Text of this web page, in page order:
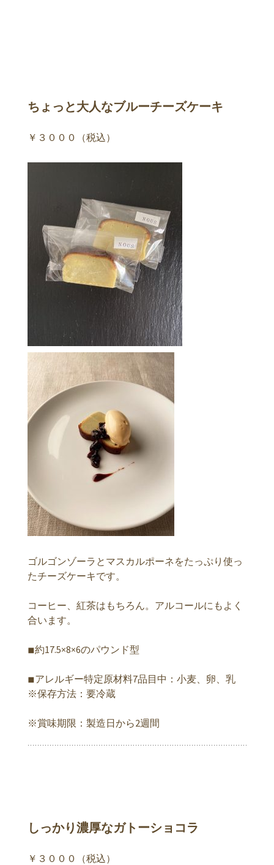
ちょっと大人なブルーチーズケーキ
￥３０００（税込）
ゴルゴンゾーラとマスカルポーネをたっぷり使っ
たチーズケーキです。
コーヒー、紅茶はもちろん。アルコールにもよく
合います。
◾︎約17.5×8×6のパウンド型
◾︎アレルギー特定原材料7品目中：小麦、卵、乳
※保存方法：要冷蔵
※賞味期限：製造日から2週間
しっかり濃厚なガトーショコラ
￥３０００（税込）